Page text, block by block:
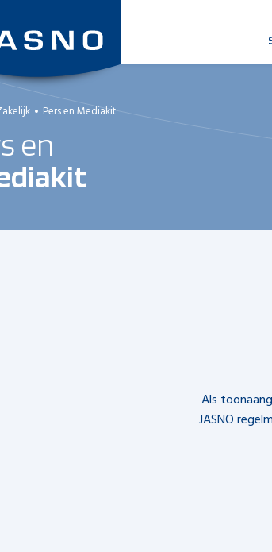
Pers en Mediakit
en
Als
JASNO